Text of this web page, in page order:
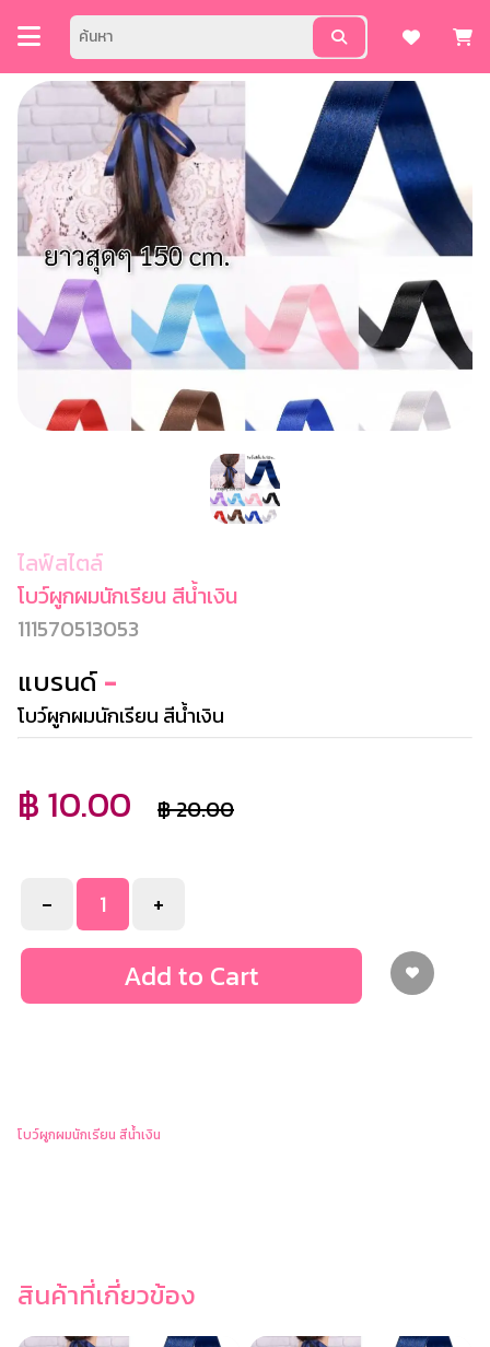
ไลฟ์สไตล์
โบว์ผูกผมนักเรียน สีน้ำเงิน
111570513053
แบรนด์ -
โบว์ผูกผมนักเรียน สีน้ำเงิน
฿ 10.00 ฿ 20.00
- +
Add to Cart
โบว์ผูกผมนักเรียน สีน้ำเงิน
สินค้าที่เกี่ยวข้อง